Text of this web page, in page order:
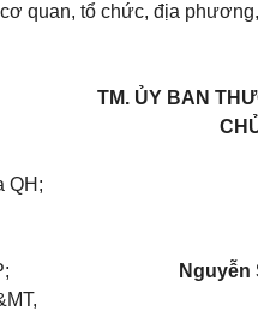
quan, tổ chức, địa
QH;
TM. ỦY BAN
Nguyễn